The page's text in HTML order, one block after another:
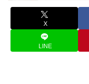
X
LINE